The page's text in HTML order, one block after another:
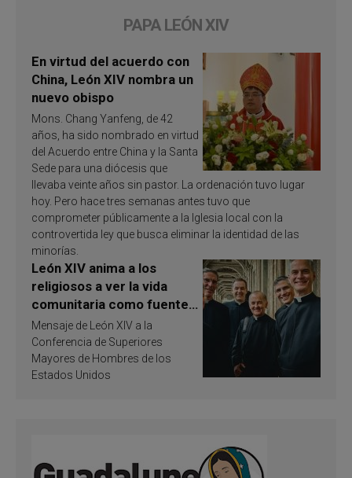
PAPA LEÓN XIV
En virtud del acuerdo con
China, León XIV nombra un
nuevo obispo
Mons. Chang Yanfeng, de 42
años, ha sido nombrado en virtud
del Acuerdo entre China y la Santa
Sede para una diócesis que
llevaba veinte años sin pastor. La ordenación tuvo lugar
hoy. Pero hace tres semanas antes tuvo que
comprometer públicamente a la Iglesia local con la
controvertida ley que busca eliminar la identidad de las
minorías.
León XIV anima a los
religiosos a ver la vida
comunitaria como fuente
de inspiración y
santificación
Mensaje de León XIV a la
Conferencia de Superiores
Mayores de Hombres de los
Estados Unidos